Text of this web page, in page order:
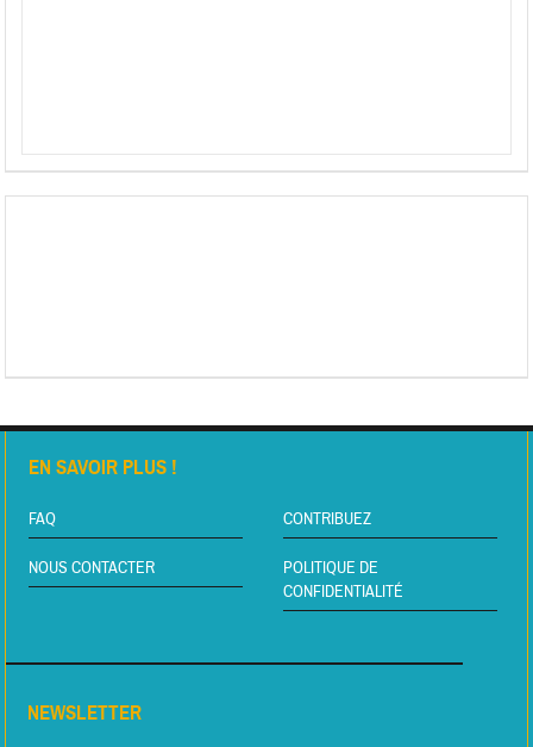
EN SAVOIR PLUS !
FAQ CONTRIBUEZ
NOUS CONTACTER
POLITIQUE DE
CONFIDENTIALITÉ
NEWSLETTER